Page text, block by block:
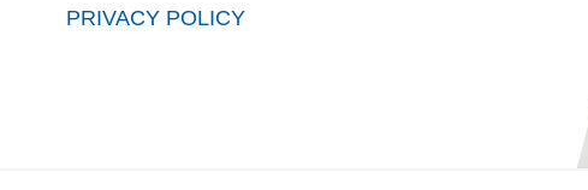
PRIVACY POLICY